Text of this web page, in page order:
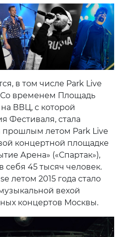
в том числе Park Live
Со временем Площадь
ВВЦ, с которой
Фестиваля, стала
прошлым летом Park Live
концертной площадке
Арена» («Спартак»),
себя 45 тысяч человек.
летом 2015 года стало
вехой
концертов Москвы.